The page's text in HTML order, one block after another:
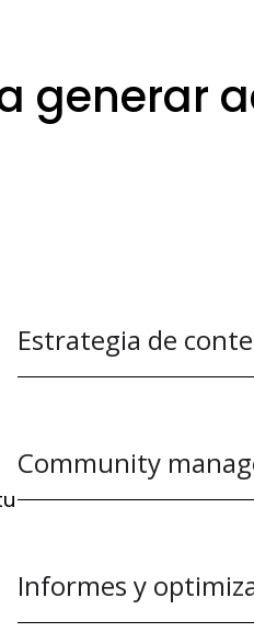
generar
Ciudad
Estrategia de
Community
Informes y